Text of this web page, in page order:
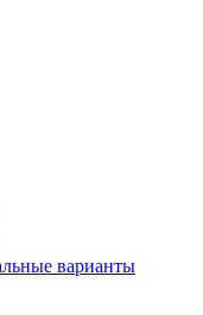
варианты